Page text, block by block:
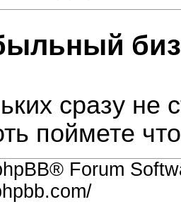
сразу не
поймете
Forum